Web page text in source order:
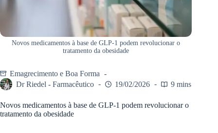
Novos medicamentos à base de GLP-1 podem revolucionar o
tratamento da obesidade
Emagrecimento e Boa Forma
Dr Riedel - Farmacêutico
19/02/2026 9 mins
Novos medicamentos à base de GLP-1 podem revolucionar o
tratamento da obesidade